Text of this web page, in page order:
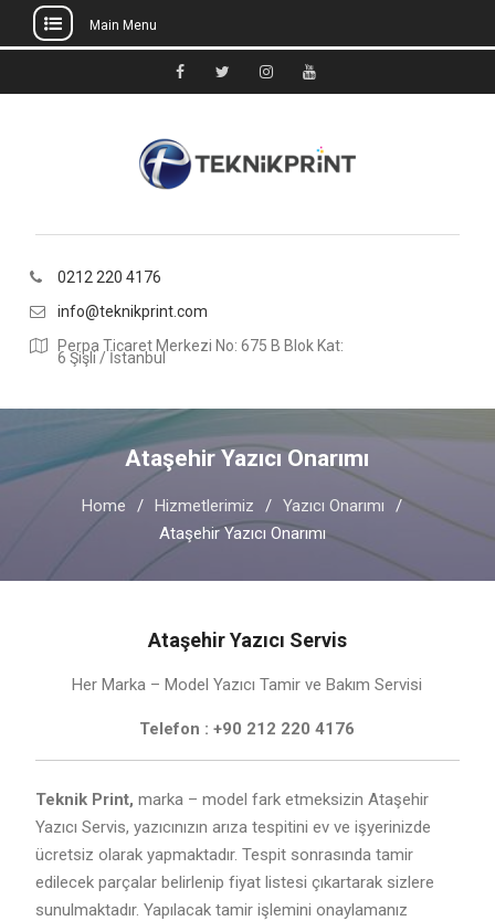
to
Main Menu
Facebook
TwitterInstagramYoutube
0212 220 4176
info@teknikprint.com
Perpa Ticaret Merkezi No: 675 B Blok Kat:
6 Şişli / İstanbul
Ataşehir Yazıcı Onarımı
Home Hizmetlerimiz
Yazıcı Onarımı
Ataşehir Yazıcı Onarımı
Ataşehir Yazıcı Servis
Her Marka – Model Yazıcı Tamir ve Bakım Servisi
Telefon : +90 212 220 4176
Teknik Print, marka – model fark etmeksizin Ataşehir
Yazıcı Servis, yazıcınızın arıza tespitini ev ve işyerinizde
ücretsiz olarak yapmaktadır. Tespit sonrasında tamir
edilecek parçalar belirlenip fiyat listesi çıkartarak sizlere
sunulmaktadır. Yapılacak tamir işlemini onaylamanız